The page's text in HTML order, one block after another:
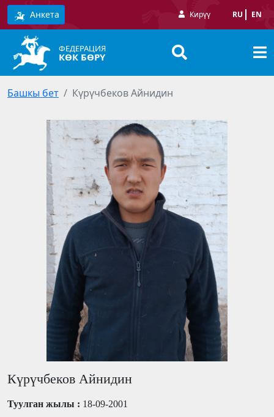
Анкета Кирүү RU EN
ФЕДЕРАЦИЯ
КӨК БӨРҮ
Башкы бет Күрүчбеков Айнидин
Күрүчбеков Айнидин
Туулган жылы : 18-09-2001